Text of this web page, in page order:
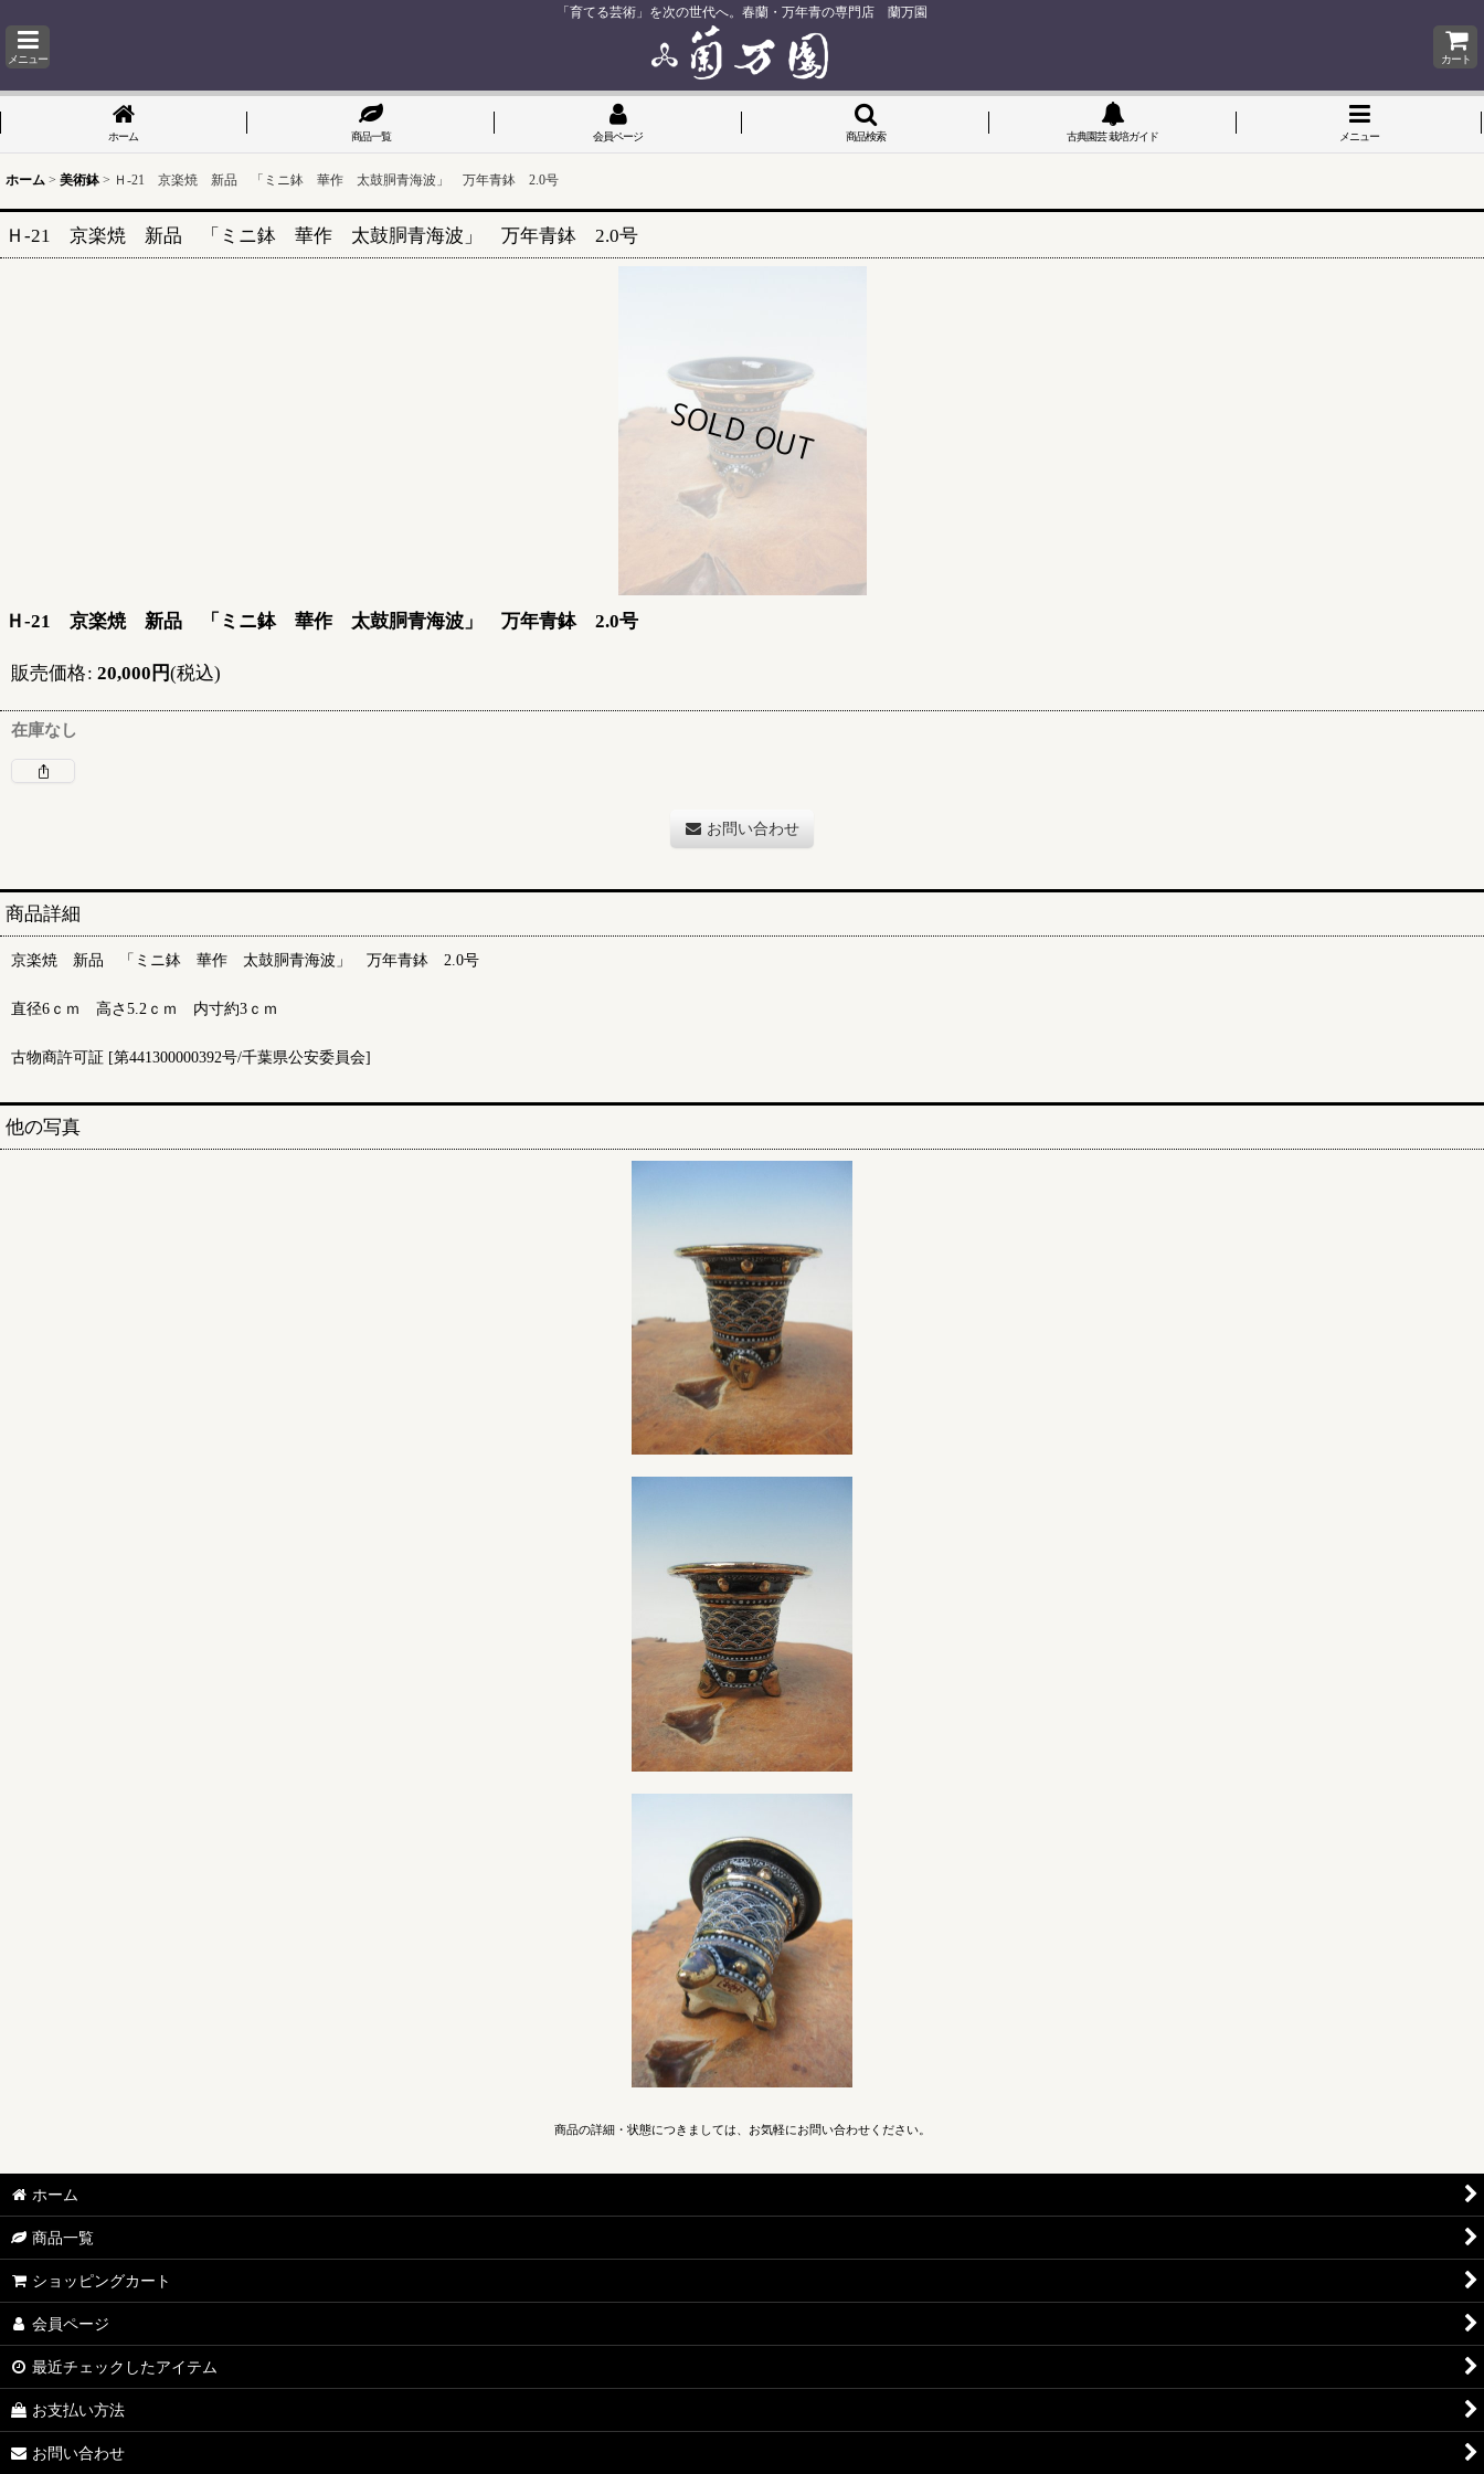
「育てる芸術」を次の世代へ。春蘭・万年青の専門店 蘭万園
メニュー カート
ホーム 商品一覧 会員ページ 商品検索 古典園芸 栽培ガイド メニュー
ホーム > 美術鉢 > Ｈ-21 京楽焼 新品 「ミニ鉢 華作 太鼓胴青海波」 万年青鉢 2.0号
Ｈ-21 京楽焼 新品 「ミニ鉢 華作 太鼓胴青海波」 万年青鉢 2.0号
Ｈ-21 京楽焼 新品 「ミニ鉢 華作 太鼓胴青海波」 万年青鉢 2.0号
販売価格: 20,000 円(税込)
在庫なし
お問い合わせ
商品詳細
京楽焼 新品 「ミニ鉢 華作 太鼓胴青海波」 万年青鉢 2.0号
直径6ｃｍ 高さ5.2ｃｍ 内寸約3ｃｍ
古物商許可証 [第441300000392号/千葉県公安委員会]
他の写真
商品の詳細・状態につきましては、お気軽にお問い合わせください。
ホーム
商品一覧
ショッピングカート
会員ページ
最近チェックしたアイテム
お支払い方法
お問い合わせ